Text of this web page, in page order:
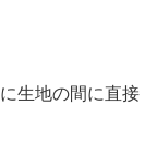
生地の間に直接